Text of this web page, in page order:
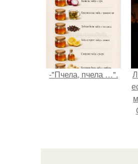
-"Пчела, пчела …".